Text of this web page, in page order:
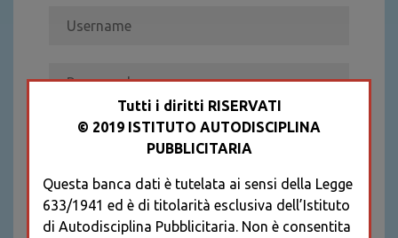
Recupera password
REGISTRATI
* I CAMPI CONTRASSEGNATI SONO
OBBLIGATORI
Tutti i diritti RISERVATI
© 2019 ISTITUTO AUTODISCIPLINA
PUBBLICITARIA
Questa banca dati è tutelata ai sensi della Legge
633/1941 ed è di titolarità esclusiva dell’Istituto
di Autodisciplina Pubblicitaria. Non è consentita